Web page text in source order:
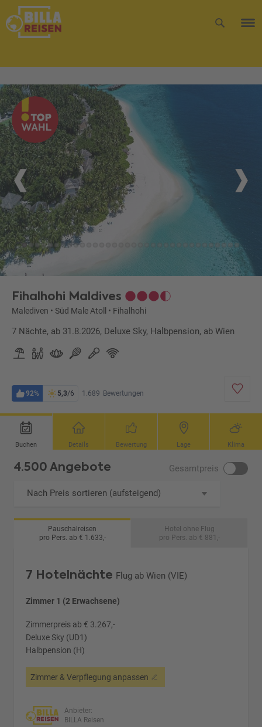
Fihalhohi Maldives
Malediven • Süd Male Atoll • Fihalhohi
7 Nächte, ab 31.8.2026, Deluxe Sky, Halbpension, ab Wien
92% 5,3/6 1.689 Bewertungen
Buchen Details Bewertung Lage Klima
4.500 Angebote Gesamtpreis
Nach Preis sortieren (aufsteigend)
Pauschalreisen
pro Pers. ab € 1.633,-
Hotel ohne Flug
pro Pers. ab € 881,-
7 Hotelnächte Flug ab Wien (VIE)
Zimmer 1 (2 Erwachsene)
Zimmerpreis ab € 3.267,-
Deluxe Sky (UD1)
Halbpension (H)
Zimmer & Verpflegung anpassen
Anbieter:
BILLA Reisen